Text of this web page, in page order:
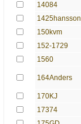
14084
1425hansson
150kvm
152-1729
1560
164Anders
170KJ
17374